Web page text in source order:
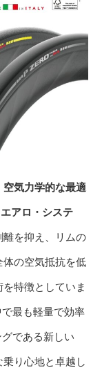
空気力学的な最適
アロ・システ
離を抑え、リムの
の空気抵抗を低
特徴としていま
最も軽量で効率
である新しい
り心地と卓越し